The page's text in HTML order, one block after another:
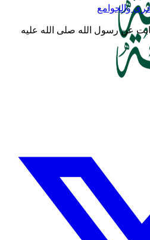
عن رسول الله صلى الله عليه